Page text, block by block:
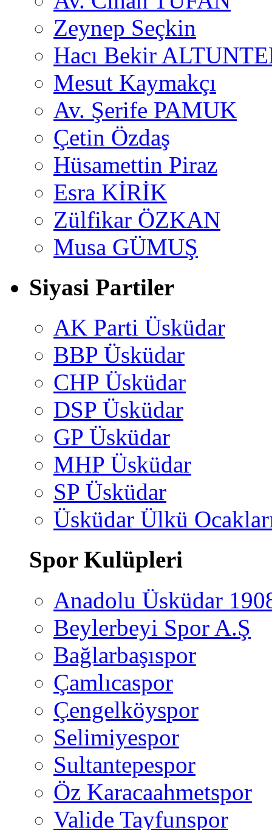
Zeynep Seçkin
Hacı Bekir
Mesut Kaymakçı
Av. Şerife PAMUK
Çetin Özdaş
Hüsamettin Piraz
Esra KİRİK
Zülfikar ÖZKAN
Musa GÜMUŞ
Siyasi Partiler
AK Parti Üsküdar
BBP Üsküdar
CHP Üsküdar
DSP Üsküdar
GP Üsküdar
MHP Üsküdar
SP Üsküdar
Üsküdar Ülkü
Spor Kulüpleri
Anadolu Üsküdar
Beylerbeyi Spor A.Ş
Bağlarbaşıspor
Çamlıcaspor
Çengelköyspor
Selimiyespor
Sultantepespor
Öz Karacaahmetspor
Valide Tayfunspor